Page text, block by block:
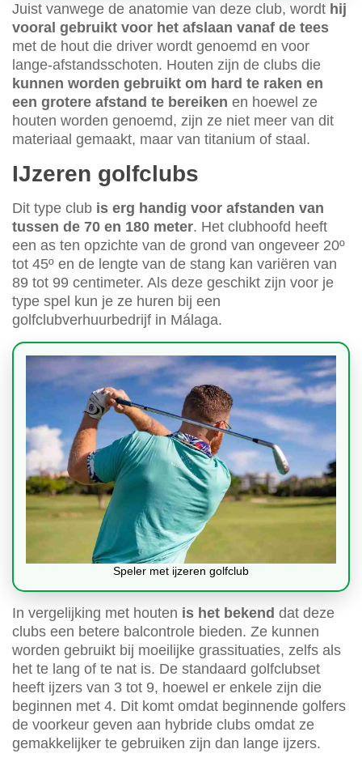
Juist vanwege de anatomie van deze club, wordt hij
vooral gebruikt voor het afslaan vanaf de tees
met de hout die driver wordt genoemd en voor
lange-afstandsschoten. Houten zijn de clubs die
kunnen worden gebruikt om hard te raken en
een grotere afstand te bereiken en hoewel ze
houten worden genoemd, zijn ze niet meer van dit
materiaal gemaakt, maar van titanium of staal.
IJzeren golfclubs
Dit type club is erg handig voor afstanden van
tussen de 70 en 180 meter. Het clubhoofd heeft
een as ten opzichte van de grond van ongeveer 20º
tot 45º en de lengte van de stang kan variëren van
89 tot 99 centimeter. Als deze geschikt zijn voor je
type spel kun je ze huren bij een
golfclubverhuurbedrijf in Málaga.
Speler met ijzeren golfclub
In vergelijking met houten is het bekend dat deze
clubs een betere balcontrole bieden. Ze kunnen
worden gebruikt bij moeilijke grassituaties, zelfs als
het te lang of te nat is. De standaard golfclubset
heeft ijzers van 3 tot 9, hoewel er enkele zijn die
beginnen met 4. Dit komt omdat beginnende golfers
de voorkeur geven aan hybride clubs omdat ze
gemakkelijker te gebruiken zijn dan lange ijzers.